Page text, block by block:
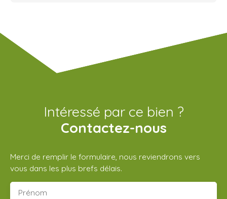
Intéressé par ce bien ?
Contactez-nous
Merci de remplir le formulaire, nous reviendrons vers
vous dans les plus brefs délais.
Prénom